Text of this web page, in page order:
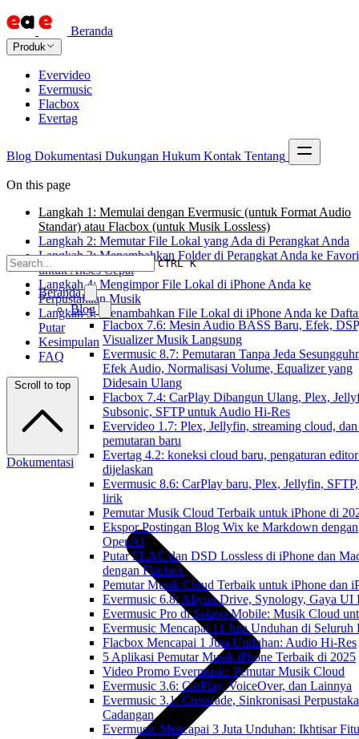
Beranda
Produk
Evervideo
Evermusic
Flacbox
Evertag
Blog Dokumentasi Dukungan Hukum Kontak Tentang
CTRL K
Beranda
Blog
Flacbox 7.6: Mesin Audio BASS Baru, Efek,
Visualizer Musik Langsung
Evermusic 8.7: Pemutaran Tanpa Jeda
Efek Audio, Normalisasi Volume, Equalizer yang
Didesain Ulang
Flacbox 7.4: CarPlay Dibangun Ulang, Plex,
Subsonic, SFTP untuk Audio Hi-Res
Evervideo 1.7: Plex, Jellyfin, streaming cloud, dan
pemutaran baru
Evertag 4.2: koneksi cloud baru, pengaturan
dijelaskan
Evermusic 8.6: CarPlay baru, Plex, Jellyfin,
lirik
Pemutar Musik Cloud Terbaik untuk iPhone di
Ekspor Postingan Blog Wix ke Markdown dengan
OpenAI
Putar FLAC dan DSD Lossless di iPhone dan
dengan Flacbox
Pemutar Musik Cloud Terbaik untuk iPhone dan
Evermusic 6.8: Aliyun Drive, Synology, Gaya UI
Evermusic Pro di Setapp Mobile: Musik Cloud
Evermusic Mencapai 11 Juta Unduhan di Seluruh
Flacbox Mencapai 1 Juta Unduhan: Audio Hi-Res
5 Aplikasi Pemutar Musik iPhone Terbaik di 2025
Video Promo Evermusic: Pemutar Musik Cloud
Evermusic 3.6: CarPlay, VoiceOver, dan Lainnya
Evermusic 3.1: Crossfade, Sinkronisasi
Cadangan
Evermusic Mencapai 3 Juta Unduhan: Ikhtisar
On this page
Langkah 1: Memulai dengan Evermusic (untuk Format Audio
Standar) atau Flacbox (untuk Musik Lossless)
Langkah 2: Memutar File Lokal yang Ada di Perangkat Anda
Langkah 3: Menambahkan Folder di Perangkat Anda ke
untuk Akses Cepat
Langkah 4: Mengimpor File Lokal di iPhone Anda ke
Perpustakaan Musik
Langkah 5: Menambahkan File Lokal di iPhone Anda ke
Putar
Kesimpulan
FAQ
Scroll to top
Dokumentasi